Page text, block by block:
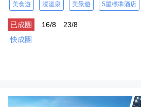
美食遊 浸溫泉 美景遊 5星標準酒店
已成團 16/8
23/8
快成團